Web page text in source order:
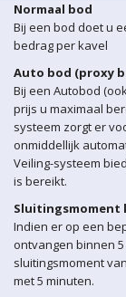
Normaal bod
Bij een bod doet u
bedrag per kavel
Auto bod (proxy
Bij een Autobod
prijs u maximaal
systeem zorgt er
onmiddellijk
Veiling-systeem
is bereikt.
Sluitingsmoment
Indien er op een
ontvangen binnen
sluitingsmoment
met 5 minuten.